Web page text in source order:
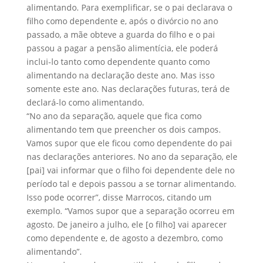
alimentando. Para exemplificar, se o pai declarava o
filho como dependente e, após o divórcio no ano
passado, a mãe obteve a guarda do filho e o pai
passou a pagar a pensão alimentícia, ele poderá
inclui-lo tanto como dependente quanto como
alimentando na declaração deste ano. Mas isso
somente este ano. Nas declarações futuras, terá de
declará-lo como alimentando.
“No ano da separação, aquele que fica como
alimentando tem que preencher os dois campos.
Vamos supor que ele ficou como dependente do pai
nas declarações anteriores. No ano da separação, ele
[pai] vai informar que o filho foi dependente dele no
período tal e depois passou a se tornar alimentando.
Isso pode ocorrer”, disse Marrocos, citando um
exemplo. “Vamos supor que a separação ocorreu em
agosto. De janeiro a julho, ele [o filho] vai aparecer
como dependente e, de agosto a dezembro, como
alimentando”.